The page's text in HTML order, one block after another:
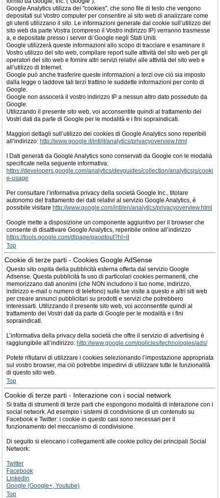
Google Analytics utilizza dei "cookies", che sono file di testo che vengono
depositati sul Vostro computer per consentire al sito web di analizzare come
gli utenti utilizzano il sito. Le informazioni generate dal cookie sull’utilizzo del
sito web da parte Vostra (compreso il Vostro indirizzo IP) verranno trasmesse
a, e depositate presso i server di Google negli Stati Uniti.
Google utilizzerà queste informazioni allo scopo di tracciare e esaminare il
Vostro utilizzo del sito web, compilare report sulle attività del sito web per gli
operatori del sito web e fornire altri servizi relativi alle attività del sito web e
all’utilizzo di Internet.
Google può anche trasferire queste informazioni a terzi ove ciò sia imposto
dalla legge o laddove tali terzi trattino le suddette informazioni per conto di
Google.
Google non assocerà il vostro indirizzo IP a nessun altro dato posseduto da
Google.
Utilizzando il presente sito web, voi acconsentite quindi al trattamento dei
Vostri dati da parte di Google per le modalità e i fini sopraindicati.
Maggiori dettagli sull’utilizzo dei cookies di Google Analytics sono reperibili
all’indirizzo: http://www.google.it/intl/it/analytics/privacyoverview.html
I Dati generati da Google Analytics sono conservati da Google con le modalià
specificate nella seguente informativa:
https://developers.google.com/analytics/devguides/collection/analyticsjs/cooki
e-usage
Per consultare l’informativa privacy della società Google Inc., titolare
autonomo del trattamento dei dati relativi al servizio Google Analytics, è
possibile visitare http://www.google.com/intl/en/analytics/privacyoverview.html
Google mette a disposizione un componente aggiuntivo per il browser che
consente di disattivare Google Analytics, reperibile online all’indirizzo
https://tools.google.com/dlpage/gaoptout?hl=it
Top
Cookie di terze parti - Cookies Google AdSense
Questo sito ospita della pubblicità esterna offerta dal servizio Google
Adsense. Questa pubblicità fa uso di particolari cookies permanenti, che
memorizzano dati anonimi (che NON includono il tuo nome, indirizzo,
indirizzo e-mail o numero di telefono) sulle tue visite a questo e altri siti web
per creare annunci pubblicitari su prodotti e servizi che potrebbero
interessarti. Utilizzando il presente sito web, voi acconsentite quindi al
trattamento dei Vostri dati da parte di Google per le modalità e i fini
sopraindicati.
L’informativa della privacy della società che offre il servizio di advertising è
raggiungibile all’indirizzo: http://www.google.com/policies/technologies/ads/
Potete rifiutarvi di utilizzare i cookies selezionando l’impostazione appropriata
sul vostro browser, ma ciò potrebbe impedirvi di utilizzare tutte le funzionalità
di questo sito web.
Top
Cookie di terze parti - Interazione con i social network
Si tratta di strumenti di terze parti che espongono modalità di interazione con i
social network. Ad esempio i sistemi di condivisione di un contenuto su
Facebook e Twitter: i cookie in questo casi sono necessari per il
funzionamento del meccanismo di condivisione.
Di seguito si elencano i collegamenti alle cookie policy dei principali Social
Network:
Twitter
Facebook
Linkedin
Google (Google+, Youtube)
Top